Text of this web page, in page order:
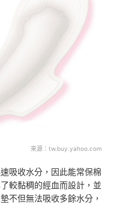
來源： tw.buy.yahoo.com
吸收水分，因此能常保棉
較黏稠的經血而設計，並
不但無法吸收多餘水分，